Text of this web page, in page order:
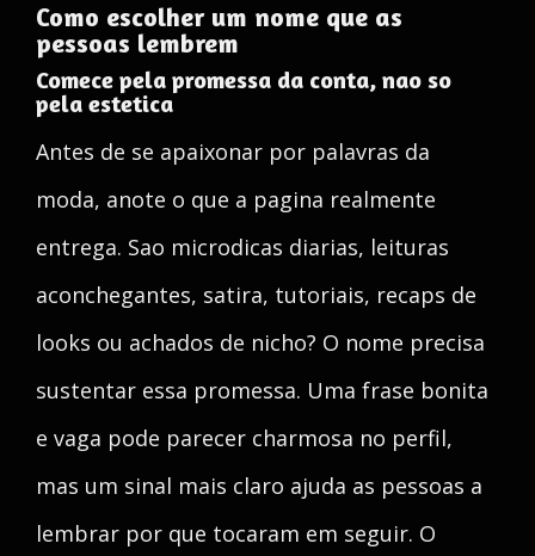
Como escolher um nome que as
pessoas lembrem
Comece pela promessa da conta, nao so
pela estetica
Antes de se apaixonar por palavras da
moda, anote o que a pagina realmente
entrega. Sao microdicas diarias, leituras
aconchegantes, satira, tutoriais, recaps de
looks ou achados de nicho? O nome precisa
sustentar essa promessa. Uma frase bonita
e vaga pode parecer charmosa no perfil,
mas um sinal mais claro ajuda as pessoas a
lembrar por que tocaram em seguir. O